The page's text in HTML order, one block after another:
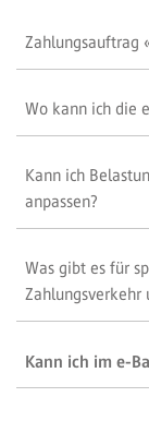
Zahlungsauftrag
Wo kann ich die
Kann ich
anpassen?
Was gibt es für
Zahlungsverkehr
Kann ich im e-